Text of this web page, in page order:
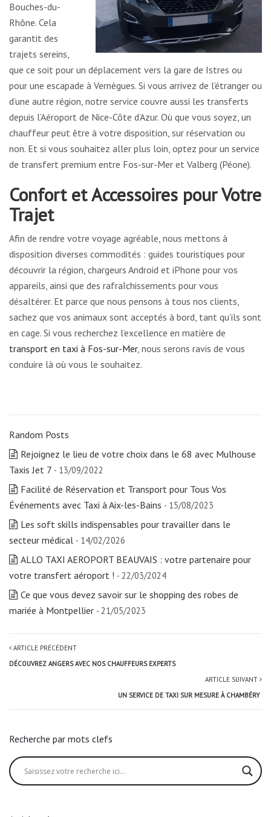
Bouches-du-
Rhône. Cela
garantit des
trajets sereins,
que ce soit pour un déplacement vers la gare de Istres ou
pour une escapade à Vernègues. Si vous arrivez de l’étranger ou
d’une autre région, notre service couvre aussi les transferts
depuis l’Aéroport de Nice-Côte d’Azur. Où que vous soyez, un
chauffeur peut être à votre disposition, sur réservation ou
non. Et si vous souhaitez aller plus loin, optez pour un service
de transfert premium entre Fos-sur-Mer et Valberg (Péone).
Confort et Accessoires pour Votre
Trajet
Afin de rendre votre voyage agréable, nous mettons à
disposition diverses commodités : guides touristiques pour
découvrir la région, chargeurs Android et iPhone pour vos
appareils, ainsi que des rafraîchissements pour vous
désaltérer. Et parce que nous pensons à tous nos clients,
sachez que vos animaux sont acceptés à bord, tant qu’ils sont
en cage. Si vous recherchez l’excellence en matière de
transport en taxi à Fos-sur-Mer, nous serons ravis de vous
conduire là où vous le souhaitez.
Random Posts
Rejoignez le lieu de votre choix dans le 68 avec Mulhouse
Taxis Jet 7 - 13/09/2022
Facilité de Réservation et Transport pour Tous Vos
Événements avec Taxi à Aix-les-Bains - 15/08/2023
Les soft skills indispensables pour travailler dans le
secteur médical - 14/02/2026
ALLO TAXI AEROPORT BEAUVAIS : votre partenaire pour
votre transfert aéroport ! - 22/03/2024
Ce que vous devez savoir sur le shopping des robes de
mariée à Montpellier - 21/05/2023
ARTICLE PRÉCÉDENT
DÉCOUVREZ ANGERS AVEC NOS CHAUFFEURS EXPERTS
ARTICLE SUIVANT
UN SERVICE DE TAXI SUR MESURE À CHAMBÉRY
Recherche par mots clefs